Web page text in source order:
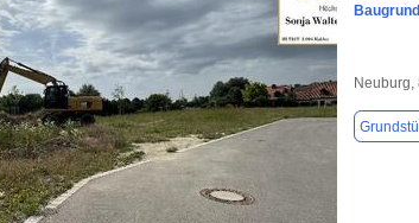
Neuburg,